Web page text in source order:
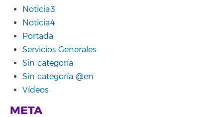
Noticia3
Noticia4
Portada
Servicios Generales
Sin categoría
Sin categoría @en
Vídeos
META